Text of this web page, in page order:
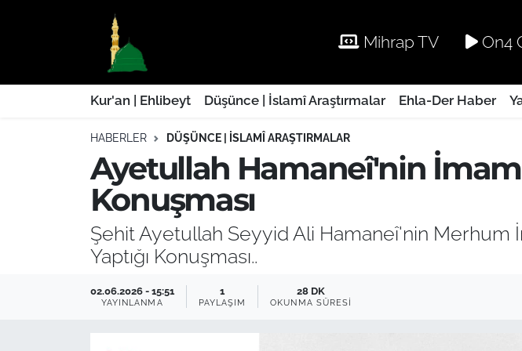
Mihrap TV On4
Kur'an | Ehlibeyt Düşünce | İslamî Araştırmalar Ehla-Der Haber
HABERLER DÜŞÜNCE | İSLAMÎ ARAŞTIRMALAR
Ayetullah Hamaneî'nin
Konuşması
Şehit Ayetullah Seyyid Ali Hamaneî'nin Merhum
Yaptığı Konuşması..
02.06.2026 - 15:51
YAYINLANMA
1
PAYLAŞIM
28 DK
OKUNMA SÜRESI
Kur'an | Ehlibeyt
Düşünce | İslamî Araştırmalar
Ehla-Der Haber
Yaşam | Aile&GNÇ
Nöbetçi Eczaneler
Hava Durumu
Trafik Durumu
Süper Lig Puan Durumu ve Fikstür
Son Dakika Haberleri
Haber Arşivi